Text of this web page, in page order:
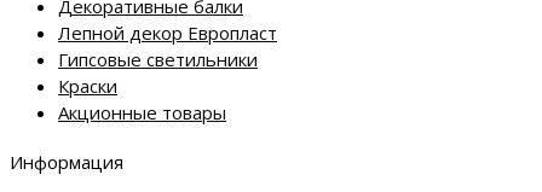
Декоративные балки
Лепной декор Европласт
Гипсовые светильники
Краски
Акционные товары
Информация